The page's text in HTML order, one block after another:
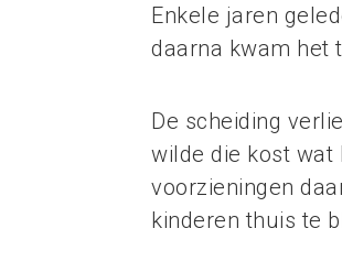
Enkele jaren
daarna kwam het
De scheiding
wilde die kost wat
voorzieningen
kinderen thuis te